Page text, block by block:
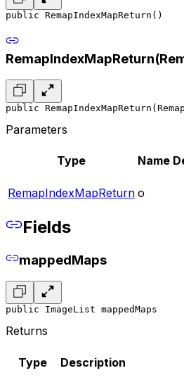
public RemapIndexMapReturn()
public
Parameters
Type Name
RemapIndexMapReturn o
Fields
mappedMaps
public ImageList mappedMaps
Returns
Type Description